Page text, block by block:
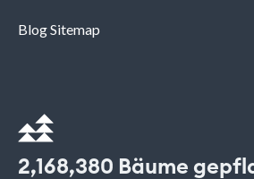
Blog Sitemap
2,168,380 Bäume